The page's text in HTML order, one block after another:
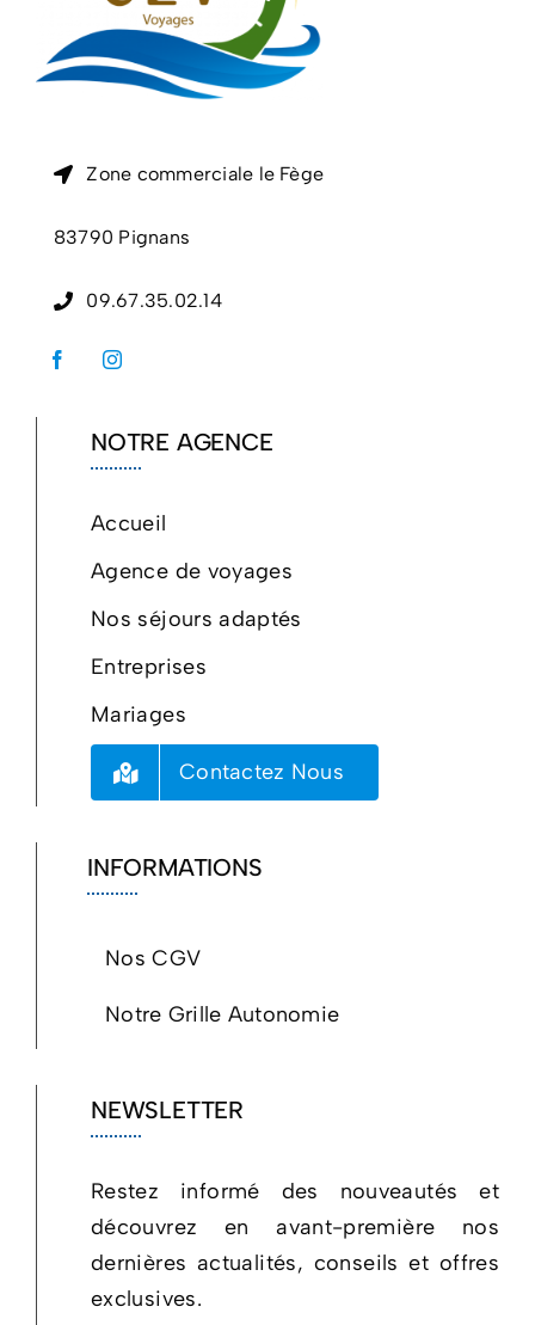
Zone commerciale le Fège
83790 Pignans
09.67.35.02.14
NOTRE AGENCE
Accueil
Agence de voyages
Nos séjours adaptés
Entreprises
Mariages
Contactez Nous
INFORMATIONS
Nos CGV
Notre Grille Autonomie
NEWSLETTER
Restez informé des nouveautés et
découvrez en avant-première nos
dernières actualités, conseils et offres
exclusives.